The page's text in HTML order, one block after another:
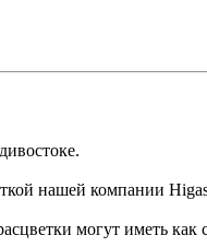
нашей компании
могут иметь